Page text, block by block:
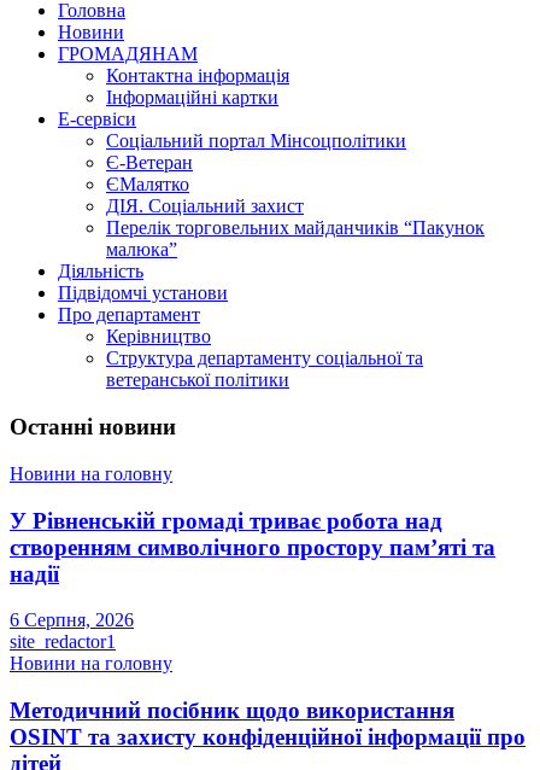
Головна
Новини
ГРОМАДЯНАМ
Контактна інформація
Інформаційні картки
Е-сервіси
Соціальний портал Мінсоцполітики
Є-Ветеран
ЄМалятко
ДІЯ. Соціальний захист
Перелік торговельних майданчиків “Пакунок
малюка”
Діяльність
Підвідомчі установи
Про департамент
Керівництво
Структура департаменту соціальної та
ветеранської політики
Останні новини
Новини на головну
У Рівненській громаді триває робота над
створенням символічного простору пам’яті та
надії
6 Серпня, 2026
site_redactor1
Новини на головну
Методичний посібник щодо використання
OSINT та захисту конфіденційної інформації про
дітей